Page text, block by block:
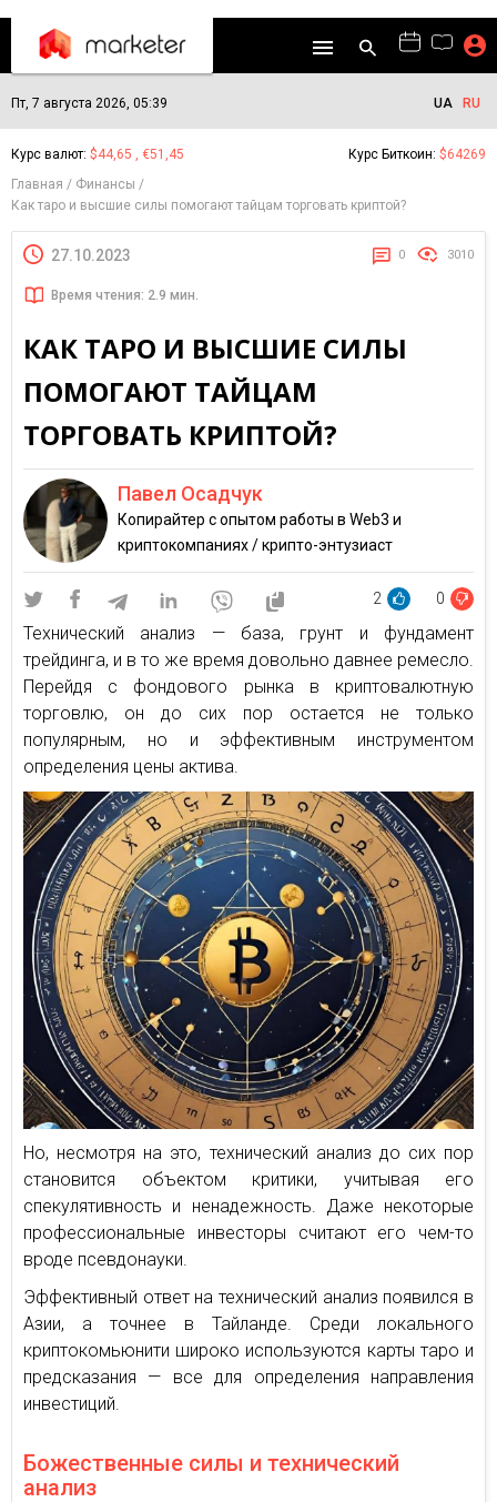
Пт, 7 августа 2026, 05:39 UA RU
Курс валют: $44,65 , €51,45 Курс Биткоин: $64269
Главная
Финансы
Как таро и высшие силы помогают тайцам торговать криптой?
27.10.2023 0 3010
Время чтения: 2.9 мин.
КАК ТАРО И ВЫСШИЕ СИЛЫ
ПОМОГАЮТ ТАЙЦАМ
ТОРГОВАТЬ КРИПТОЙ?
Павел Осадчук
Копирайтер с опытом работы в Web3 и
криптокомпаниях / крипто-энтузиаст
2 0
Технический анализ — база, грунт и фундамент
трейдинга, и в то же время довольно давнее ремесло.
Перейдя с фондового рынка в криптовалютную
торговлю, он до сих пор остается не только
популярным, но и эффективным инструментом
определения цены актива.
Но, несмотря на это, технический анализ до сих пор
становится объектом критики, учитывая его
спекулятивность и ненадежность. Даже некоторые
профессиональные инвесторы считают его чем-то
вроде псевдонауки.
Эффективный ответ на технический анализ появился в
Азии, а точнее в Тайланде. Среди локального
криптокомьюнити широко используются карты таро и
предсказания — все для определения направления
инвестиций.
Божественные силы и технический
анализ